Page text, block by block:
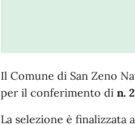
Il Comune di San Zeno
per il conferimento di n.
La selezione è finalizzata